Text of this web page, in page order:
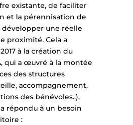
existante, de faciliter
et la pérennisation de
développer une réelle
proximité. Cela a
à la création du
qui a œuvré à la montée
des structures
accompagnement,
des bénévoles..),
répondu à un besoin
: